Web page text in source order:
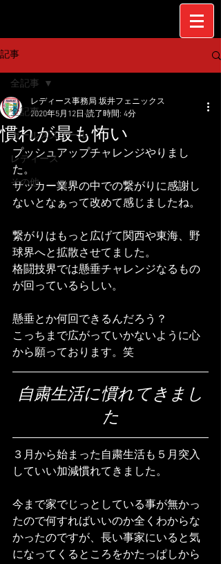
記事
全記事
ガールズスクール
レディース
その他
全記事
慣れが最も怖い
レディース事務局 坂井フェニックス
2020年5月12日 読了時間: 4分
プッシュアップチャレンジやりまし
た。
サッカー業界の中での繋がりに感謝し
ないとなぁって改めて感じましたね。
繋がりはもっと広げて関西や東海、野
球界へと拡散させてました。
格闘技界では懸垂チャレンジなるもの
が回っているらしい。
懸垂とか何回できるんだろう？
こっちまで広がっていかないように心
から願っております。笑
自粛生活に慣れてきまし
た
３月から始まった自粛生活も５月突入
していい加減慣れてきました。
今まで家でじっとしている事が無かっ
たので何すればいいのか全くわからな
かったのですが、長い事家にいると気
になってくるところをかたっぱしから